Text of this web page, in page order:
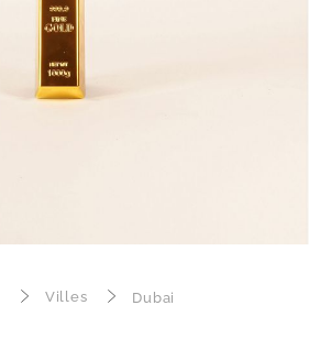
Villes Dubai